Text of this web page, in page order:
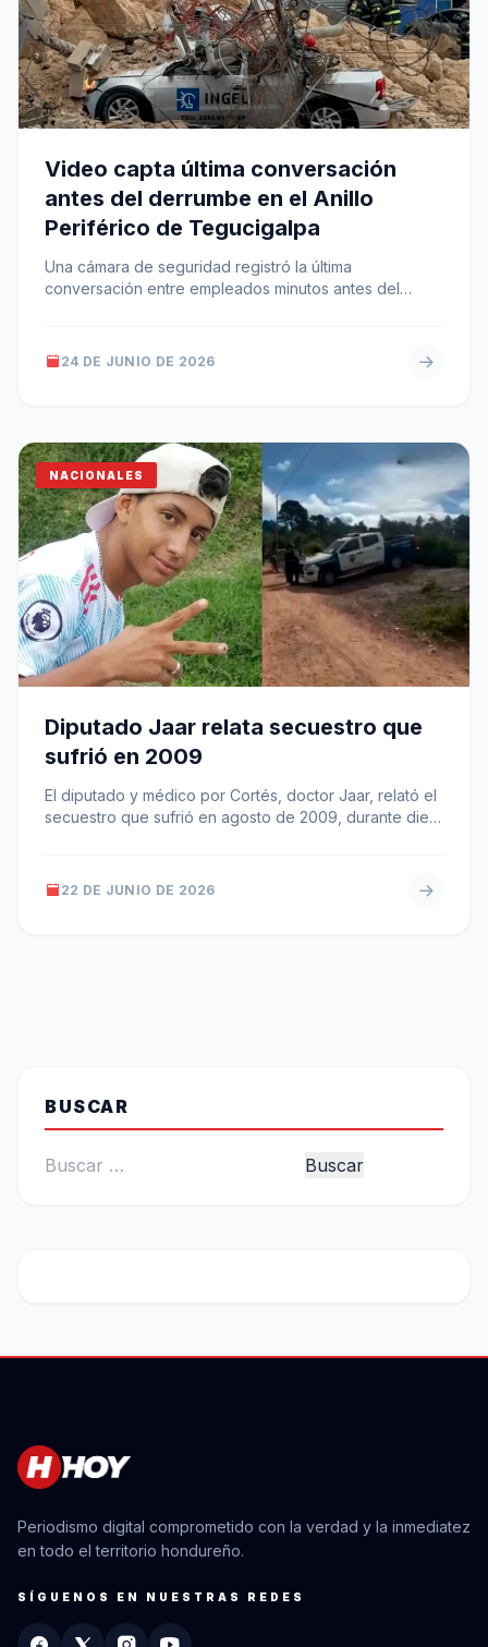
Video capta última conversación
antes del derrumbe en el Anillo
Periférico de Tegucigalpa
Una cámara de seguridad registró la última
conversación entre empleados minutos antes del
24 DE JUNIO DE 2026
NACIONALES
Diputado Jaar relata secuestro que
sufrió en 2009
El diputado y médico por Cortés, doctor Jaar, relató el
secuestro que sufrió en agosto de 2009, durante diez
22 DE JUNIO DE 2026
BUSCAR
Buscar:
Periodismo digital comprometido con la verdad y la inmediatez
en todo el territorio hondureño.
SÍGUENOS EN NUESTRAS REDES